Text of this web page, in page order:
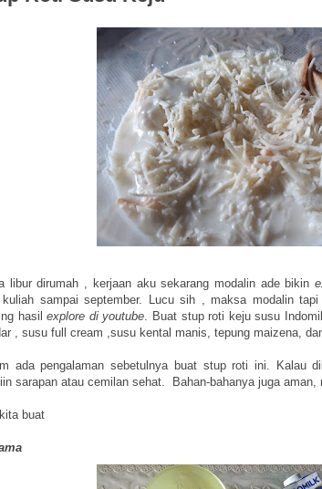
libur dirumah , kerjaan aku sekarang modalin ade bikin
kuliah sampai september. Lucu sih , maksa modalin
hasilexplore di youtube. Buat stup roti keju susu
, susu full cream ,susu kental manis, tepung maizena,
ada pengalaman sebetulnya buat stup roti ini. Kalau
sarapan atau cemilan sehat. Bahan-bahanya juga aman,
buat